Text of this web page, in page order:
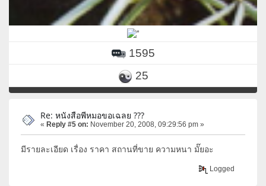
1595
25
Re: หนังสือพีหมอขอเฉลย ???
« Reply #5 on: November 20, 2008, 09:29:56 pm »
มีรายละเอียด เรื่อง ราคา สถานที่ขาย ความหนา มั๊ยอะ
Logged